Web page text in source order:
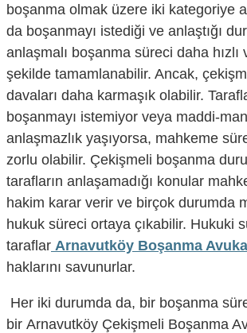
boşanma olmak üzere iki kategoriye
da boşanmayı istediği ve anlaştığı
anlaşmalı boşanma süreci daha hızlı
şekilde tamamlanabilir. Ancak,
davaları daha karmaşık olabilir.
boşanmayı istemiyor veya maddi-
anlaşmazlık yaşıyorsa, mahkeme
zorlu olabilir. Çekişmeli boşanma
tarafların anlaşamadığı konular
hakim karar verir ve birçok durumda
hukuk süreci ortaya çıkabilir. Hukuki
taraflar Arnavutköy Boşanma
haklarını savunurlar.
Her iki durumda da, bir boşanma
bir Arnavutköy Çekişmeli Boşanma